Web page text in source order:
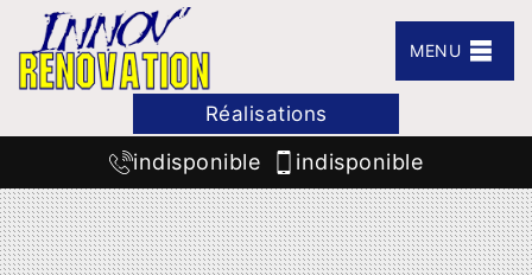
MENU
Réalisations
indisponible indisponible